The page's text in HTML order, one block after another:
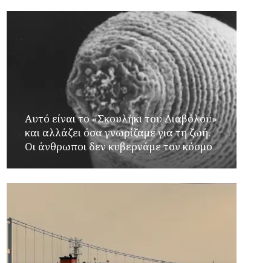
Αυτό είναι το «Σκουλήκι του Διαβόλου»
και αλλάζει όσα γνωρίζαμε για τη ζωή.
Οι άνθρωποι δεν κυβερνάμε τον κόσμο